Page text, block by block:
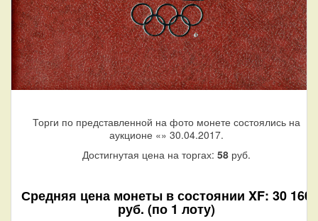
Торги по представленной на фото монете состоялись на
аукционе «» 30.04.2017.
Достигнутая цена на торгах: 58 руб.
Средняя цена монеты в состоянии XF: 30 160
руб. (по 1 лоту)